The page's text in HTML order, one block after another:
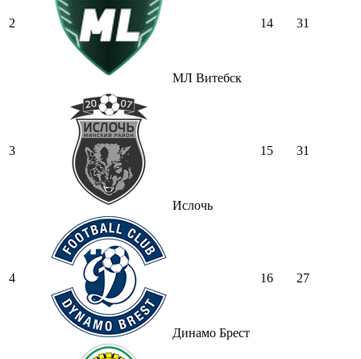
2
МЛ Витебск
14 31
3
Ислочь
15 31
4
Динамо Брест
16 27